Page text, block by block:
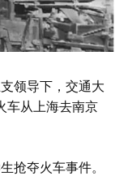
领导下，交通大
车从上海去南京
抢夺火车事件。